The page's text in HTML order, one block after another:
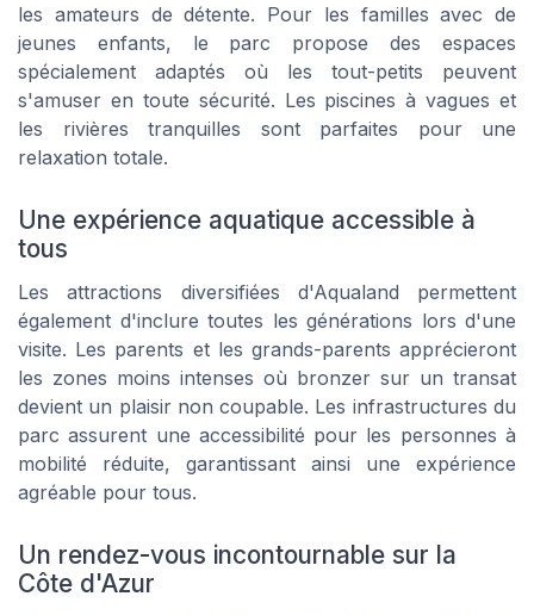
les amateurs de détente. Pour les familles avec de
jeunes enfants, le parc propose des espaces
spécialement adaptés où les tout-petits peuvent
s'amuser en toute sécurité. Les piscines à vagues et
les rivières tranquilles sont parfaites pour une
relaxation totale.
Une expérience aquatique accessible à
tous
Les attractions diversifiées d'Aqualand permettent
également d'inclure toutes les générations lors d'une
visite. Les parents et les grands-parents apprécieront
les zones moins intenses où bronzer sur un transat
devient un plaisir non coupable. Les infrastructures du
parc assurent une accessibilité pour les personnes à
mobilité réduite, garantissant ainsi une expérience
agréable pour tous.
Un rendez-vous incontournable sur la
Côte d'Azur